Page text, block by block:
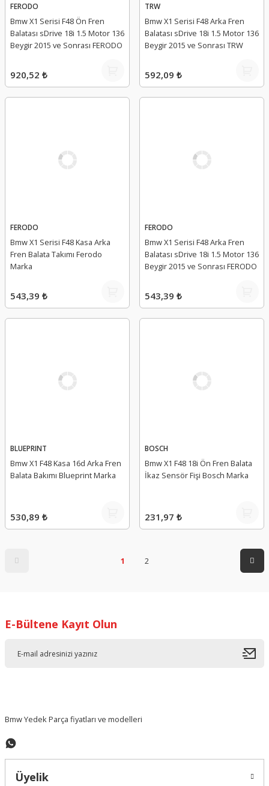
FERODO
Bmw X1 Serisi F48 Ön Fren
Balatası sDrive 18i 1.5 Motor 136
Beygir 2015 ve Sonrası FERODO
920,52 ₺
TRW
Bmw X1 Serisi F48 Arka Fren
Balatası sDrive 18i 1.5 Motor 136
Beygir 2015 ve Sonrası TRW
592,09 ₺
FERODO
Bmw X1 Serisi F48 Kasa Arka
Fren Balata Takımı Ferodo
Marka
543,39 ₺
FERODO
Bmw X1 Serisi F48 Arka Fren
Balatası sDrive 18i 1.5 Motor 136
Beygir 2015 ve Sonrası FERODO
543,39 ₺
BLUEPRINT
Bmw X1 F48 Kasa 16d Arka Fren
Balata Bakımı Blueprint Marka
530,89 ₺
BOSCH
Bmw X1 F48 18i Ön Fren Balata
İkaz Sensör Fişi Bosch Marka
231,97 ₺
1 2
E-Bültene Kayıt Olun
Bmw Yedek Parça fiyatları ve modelleri
Üyelik